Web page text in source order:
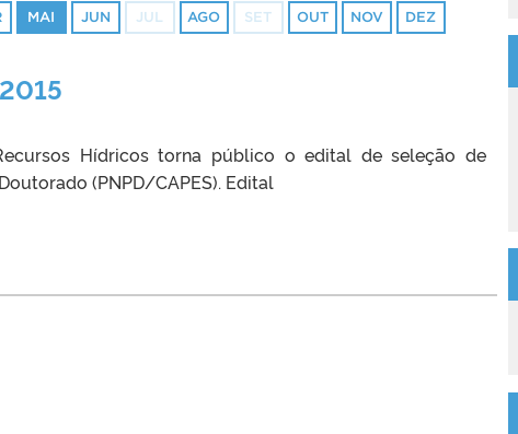
MAI JUN JUL AGO SET OUT NOV DEZ
Hídricos torna público o edital de seleção de
(PNPD/CAPES). Edital